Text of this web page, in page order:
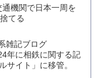
機関で日本一周を
てる
雑記ブログ
年に相鉄に関する記
サイト」に移管。